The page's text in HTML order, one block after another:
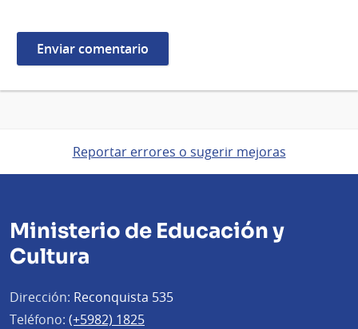
Reportar errores o sugerir mejoras
Ministerio de Educación y
Cultura
Dirección: Reconquista 535
Teléfono: (+5982) 1825